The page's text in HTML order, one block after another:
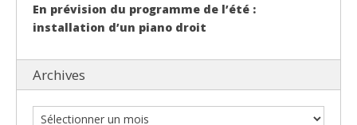
En prévision du programme de l’été :
installation d’un piano droit
Archives